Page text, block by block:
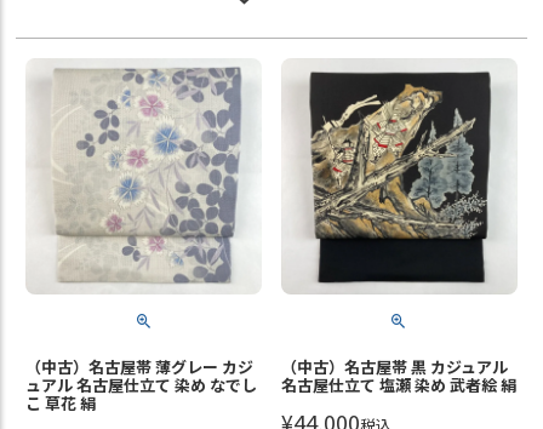
（中古）名古屋帯 薄グレー カジ
ュアル 名古屋仕立て 染め なでし
こ 草花 絹
（中古）名古屋帯 黒 カジュアル
名古屋仕立て 塩瀬 染め 武者絵 絹
¥44,000